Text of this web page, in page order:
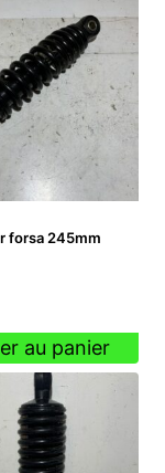
forsa 245mm
au panier